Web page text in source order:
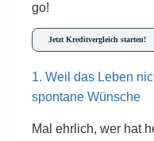
go!
Jetzt Kreditvergleich starten!
1. Weil das Leben
spontane Wünsche
Mal ehrlich, wer hat